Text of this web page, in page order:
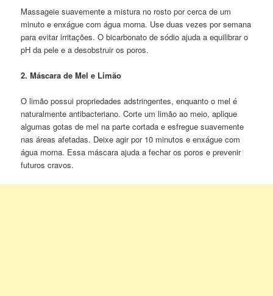
Massageie suavemente a mistura no rosto por cerca de um
minuto e enxágue com água morna. Use duas vezes por semana
para evitar irritações. O bicarbonato de sódio ajuda a equilibrar o
pH da pele e a desobstruir os poros.
2. Máscara de Mel e Limão
O limão possui propriedades adstringentes, enquanto o mel é
naturalmente antibacteriano. Corte um limão ao meio, aplique
algumas gotas de mel na parte cortada e esfregue suavemente
nas áreas afetadas. Deixe agir por 10 minutos e enxágue com
água morna. Essa máscara ajuda a fechar os poros e prevenir
futuros cravos.